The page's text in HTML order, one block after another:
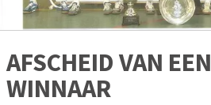
AFSCHEID VAN
WINNAAR